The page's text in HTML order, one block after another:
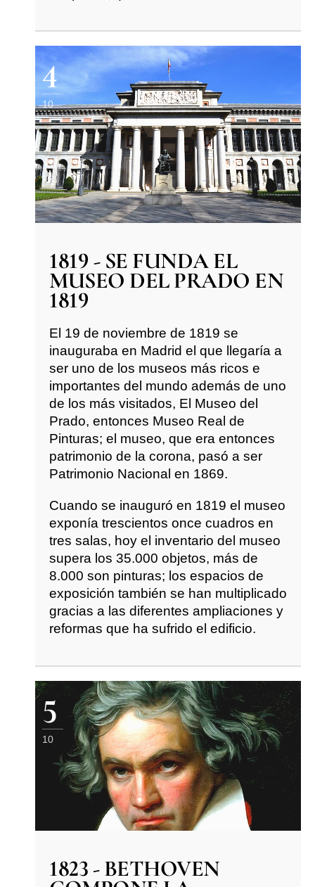
4
10
1819 - SE FUNDA EL
MUSEO DEL PRADO EN
1819
El 19 de noviembre de 1819 se
inauguraba en Madrid el que llegaría a
ser uno de los museos más ricos e
importantes del mundo además de uno
de los más visitados, El Museo del
Prado, entonces Museo Real de
Pinturas; el museo, que era entonces
patrimonio de la corona, pasó a ser
Patrimonio Nacional en 1869.
Cuando se inauguró en 1819 el museo
exponía trescientos once cuadros en
tres salas, hoy el inventario del museo
supera los 35.000 objetos, más de
8.000 son pinturas; los espacios de
exposición también se han multiplicado
gracias a las diferentes ampliaciones y
reformas que ha sufrido el edificio.
5
10
1823 - BETHOVEN